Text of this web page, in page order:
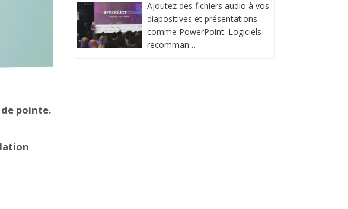
pointe.
Ajoutez des fichiers audio à vos
diapositives et présentations
comme PowerPoint. Logiciels
recomman…